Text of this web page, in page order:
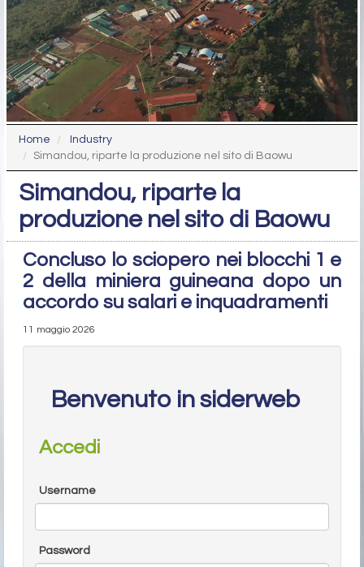
Home
Industry
Simandou, riparte la produzione nel sito di Baowu
Simandou, riparte la
produzione nel sito di Baowu
Concluso lo sciopero nei blocchi 1 e
2 della miniera guineana dopo un
accordo su salari e inquadramenti
11 maggio 2026
Benvenuto in siderweb
Accedi
Username
Password